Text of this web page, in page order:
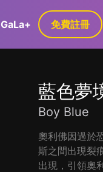
GaLa+ 免費註冊
藍色夢
Boy Blue
奧利佛因過於
斯之間出現裂
出現，引領奧